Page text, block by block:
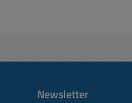
Newsletter